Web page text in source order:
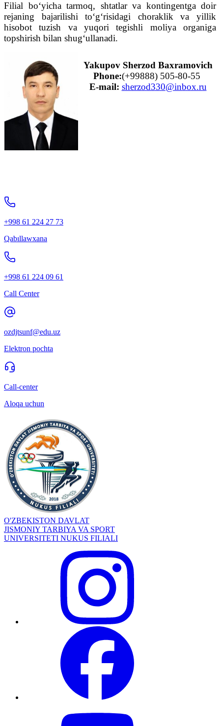
Filial bo‘yicha tarmoq, shtatlar va kontingentga doir
rejaning bajarilishi to‘g‘risidagi choraklik va yillik
hisobot tuzish va yuqori tegishli moliya organiga
topshirish bilan shug‘ullanadi.
Yakupov Sherzod Baxramovich
Phone:(+99888) 505-80-55
E-mail: sherzod330@inbox.ru
+998 61 224 27 73
Qabıllawxana
+998 61 224 09 61
Call Center
ozdjtsunf@edu.uz
Elektron pochta
Call-center
Aloqa uchun
O'ZBEKISTON DAVLAT
JISMONIY TARBIYA VA SPORT
UNIVERSITETI NUKUS FILIALI